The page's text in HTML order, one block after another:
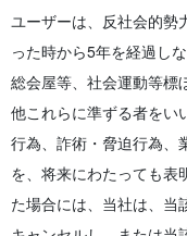
ユーザーは、反社会的勢
った時から5年を経過し
総会屋等、社会運動等標
他これらに準ずる者をい
行為、詐術・脅迫行為、
を、将来にわたっても表
た場合には、当社は、当